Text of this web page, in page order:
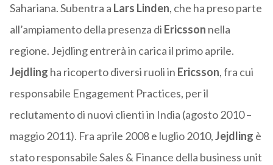
Sahariana. Subentra a Lars Linden, che ha preso parte
all’ampiamento della presenza di Ericsson nella
regione. Jejdling entrerà in carica il primo aprile.
Jejdling ha ricoperto diversi ruoli in Ericsson, fra cui
responsabile Engagement Practices, per il
reclutamento di nuovi clienti in India (agosto 2010 –
maggio 2011). Fra aprile 2008 e luglio 2010,Jejdling è
stato responsabile Sales & Finance della business unit